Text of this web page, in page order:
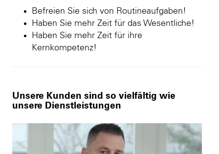
Befreien Sie sich von Routineaufgaben!
Haben Sie mehr Zeit für das Wesentliche!
Haben Sie mehr Zeit für ihre
Kernkompetenz!
Unsere Kunden sind so vielfältig wie
unsere Dienstleistungen